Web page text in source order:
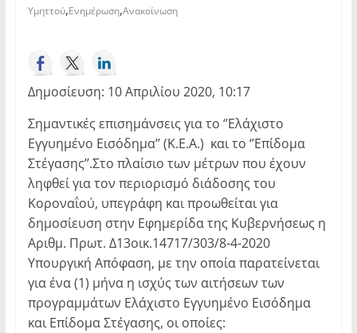
Υμηττού,Ενημέρωση,Ανακοίνωση
Δημοσίευση: 10 Απριλίου 2020, 10:17
Σημαντικές επισημάνσεις για το ‘’Ελάχιστο
Εγγυημένο Εισόδημα’’ (Κ.Ε.Α.) και το ‘’Επίδομα
Στέγασης’’.Στο πλαίσιο των μέτρων που έχουν
ληφθεί για τον περιορισμό διάδοσης του
Κοροναΐού, υπεγράφη και προωθείται για
δημοσίευση στην Εφημερίδα της Κυβερνήσεως η
Αριθμ. Πρωτ. Δ13οικ.14717/303/8-4-2020
Υπουργική Απόφαση, με την οποία παρατείνεται
για ένα (1) μήνα η ισχύς των αιτήσεων των
προγραμμάτων Ελάχιστο Εγγυημένο Εισόδημα
και Επίδομα Στέγασης, οι οποίες: